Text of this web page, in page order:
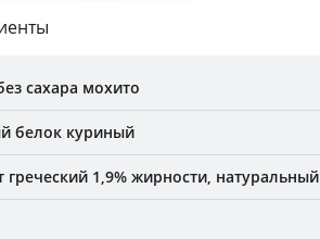
сахара мохито
белок куриный
греческий 1,9% жирности, натуральный